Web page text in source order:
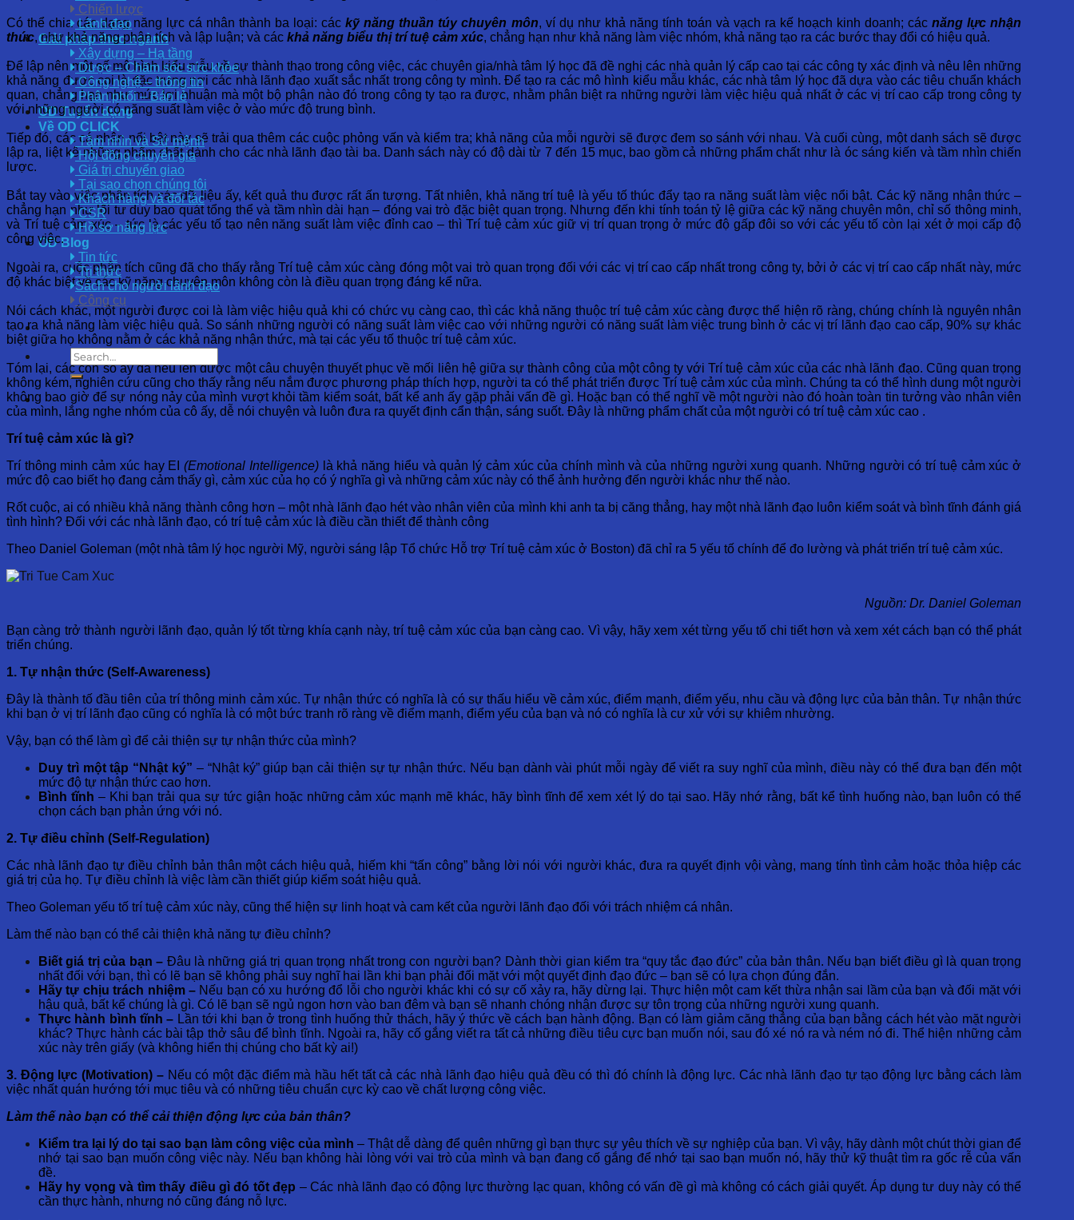
Chiến lược
Lãnh đạo
Giải pháp theo ngành
Xây dựng – Hạ tầng
Dược – Chăm sóc sức khỏe
Công nghệ – thông tin
Phân phối – Bán lẻ
OD Tuyển dụng
Về OD CLICK
Tầm nhìn và Sứ mệnh
Hội đồng chuyên gia
Giá trị chuyển giao
Tại sao chọn chúng tôi
Khách hàng và đối tác
CSR
Hồ sơ năng lực
OD Blog
Tin tức
Tri thức
Sách cho người lãnh đạo
Công cụ
Có thể chia các dạng năng lực cá nhân thành ba loại: cáckỹ năng thuần túy chuyên môn, ví dụ như khả năng tính toán và vạch ra kế hoạch kinh doanh; các năng lực nhận
thức, như khả năng phân tích và lập luận; và các khả năng biểu thị trí tuệ cảm xúc, chẳng hạn như khả năng làm việc nhóm, khả năng tạo ra các bước thay đổi có hiệu quả.
Để lập nên một số mô hình kiểu mẫu về sự thành thạo trong công việc, các chuyên gia/nhà tâm lý học đã đề nghị các nhà quản lý cấp cao tại các công ty xác định và nêu lên những
khả năng được coi là đặc trưng nơi các nhà lãnh đạo xuất sắc nhất trong công ty mình. Để tạo ra các mô hình kiểu mẫu khác, các nhà tâm lý học đã dựa vào các tiêu chuẩn khách
quan, chẳng hạn như mức lợi nhuận mà một bộ phận nào đó trong công ty tạo ra được, nhằm phân biệt ra những người làm việc hiệu quả nhất ở các vị trí cao cấp trong công ty
với những người có năng suất làm việc ở vào mức độ trung bình.
Tiếp đó, các cá nhân nổi bật này sẽ trải qua thêm các cuộc phỏng vấn và kiểm tra; khả năng của mỗi người sẽ được đem so sánh với nhau. Và cuối cùng, một danh sách sẽ được
lập ra, liệt kê những phẩm chất dành cho các nhà lãnh đạo tài ba. Danh sách này có độ dài từ 7 đến 15 mục, bao gồm cả những phẩm chất như là óc sáng kiến và tầm nhìn chiến
lược.
Bắt tay vào việc phân tích các dữ liệu ấy, kết quả thu được rất ấn tượng. Tất nhiên, khả năng trí tuệ là yếu tố thúc đẩy tạo ra năng suất làm việc nổi bật. Các kỹ năng nhận thức –
chẳng hạn như lối tư duy bao quát tổng thể và tầm nhìn dài hạn – đóng vai trò đặc biệt quan trọng. Nhưng đến khi tính toán tỷ lệ giữa các kỹ năng chuyên môn, chỉ số thông minh,
và Trí tuệ cảm xúc – tức là các yếu tố tạo nên năng suất làm việc đỉnh cao – thì Trí tuệ cảm xúc giữ vị trí quan trọng ở mức độ gấp đôi so với các yếu tố còn lại xét ở mọi cấp độ
công việc.
Ngoài ra, cuộc phân tích cũng đã cho thấy rằng Trí tuệ cảm xúc càng đóng một vai trò quan trọng đối với các vị trí cao cấp nhất trong công ty, bởi ở các vị trí cao cấp nhất này, mức
độ khác biệt về các kỹ năng chuyên môn không còn là điều quan trọng đáng kể nữa.
Nói cách khác, một người được coi là làm việc hiệu quả khi có chức vụ càng cao, thì các khả năng thuộc trí tuệ cảm xúc càng được thể hiện rõ ràng, chúng chính là nguyên nhân
tạo ra khả năng làm việc hiệu quả. So sánh những người có năng suất làm việc cao với những người có năng suất làm việc trung bình ở các vị trí lãnh đạo cao cấp, 90% sự khác
biệt giữa họ không nằm ở các khả năng nhận thức, mà tại các yếu tố thuộc trí tuệ cảm xúc.
Tóm lại, các con số ấy đã nêu lên được một câu chuyện thuyết phục về mối liên hệ giữa sự thành công của một công ty với Trí tuệ cảm xúc của các nhà lãnh đạo. Cũng quan trọng
không kém, nghiên cứu cũng cho thấy rằng nếu nắm được phương pháp thích hợp, người ta có thể phát triển được Trí tuệ cảm xúc của mình. Chúng ta có thể hình dung một người
không bao giờ để sự nóng nảy của mình vượt khỏi tầm kiểm soát, bất kể anh ấy gặp phải vấn đề gì. Hoặc bạn có thể nghĩ về một người nào đó hoàn toàn tin tưởng vào nhân viên
của mình, lắng nghe nhóm của cô ấy, dễ nói chuyện và luôn đưa ra quyết định cẩn thận, sáng suốt. Đây là những phẩm chất của một người có trí tuệ cảm xúc cao .
Trí tuệ cảm xúc là gì?
Trí thông minh cảm xúc hay EI(Emotional Intelligence)là khả năng hiểu và quản lý cảm xúc của chính mình và của những người xung quanh. Những người có trí tuệ cảm xúc ở
mức độ cao biết họ đang cảm thấy gì, cảm xúc của họ có ý nghĩa gì và những cảm xúc này có thể ảnh hưởng đến người khác như thế nào.
Rốt cuộc, ai có nhiều khả năng thành công hơn – một nhà lãnh đạo hét vào nhân viên của mình khi anh ta bị căng thẳng, hay một nhà lãnh đạo luôn kiểm soát và bình tĩnh đánh giá
tình hình? Đối với các nhà lãnh đạo, có trí tuệ cảm xúc là điều cần thiết để thành công
Theo Daniel Goleman (một nhà tâm lý học người Mỹ, người sáng lập Tổ chức Hỗ trợ Trí tuệ cảm xúc ở Boston) đã chỉ ra 5 yếu tố chính để đo lường và phát triển trí tuệ cảm xúc.
Nguồn: Dr. Daniel Goleman
Bạn càng trở thành người lãnh đạo, quản lý tốt từng khía cạnh này, trí tuệ cảm xúc của bạn càng cao. Vì vậy, hãy xem xét từng yếu tố chi tiết hơn và xem xét cách bạn có thể phát
triển chúng.
1. Tự nhận thức (Self-Awareness)
Đây là thành tố đầu tiên của trí thông minh cảm xúc. Tự nhận thức có nghĩa là có sự thấu hiểu về cảm xúc, điểm mạnh, điểm yếu, nhu cầu và động lực của bản thân. Tự nhận thức
khi bạn ở vị trí lãnh đạo cũng có nghĩa là có một bức tranh rõ ràng về điểm mạnh, điểm yếu của bạn và nó có nghĩa là cư xử với sự khiêm nhường.
Vậy, bạn có thể làm gì để cải thiện sự tự nhận thức của mình?
Duy trì một tập “Nhật ký” – “Nhật ký” giúp bạn cải thiện sự tự nhận thức. Nếu bạn dành vài phút mỗi ngày để viết ra suy nghĩ của mình, điều này có thể đưa bạn đến một
mức độ tự nhận thức cao hơn.
Bình tĩnh – Khi bạn trải qua sự tức giận hoặc những cảm xúc mạnh mẽ khác, hãy bình tĩnh để xem xét lý do tại sao. Hãy nhớ rằng, bất kể tình huống nào, bạn luôn có thể
chọn cách bạn phản ứng với nó.
2. Tự điều chỉnh (Self-Regulation)
Các nhà lãnh đạo tự điều chỉnh bản thân một cách hiệu quả, hiếm khi “tấn công” bằng lời nói với người khác, đưa ra quyết định vội vàng, mang tính tình cảm hoặc thỏa hiệp các
giá trị của họ. Tự điều chỉnh là việc làm cần thiết giúp kiểm soát hiệu quả.
Theo Goleman yếu tố trí tuệ cảm xúc này, cũng thể hiện sự linh hoạt và cam kết của người lãnh đạo đối với trách nhiệm cá nhân.
Làm thế nào bạn có thể cải thiện khả năng tự điều chỉnh?
Biết giá trị của bạn – Đâu là những giá trị quan trọng nhất trong con người bạn? Dành thời gian kiểm tra “quy tắc đạo đức” của bản thân. Nếu bạn biết điều gì là quan trọng
nhất đối với bạn, thì có lẽ bạn sẽ không phải suy nghĩ hai lần khi bạn phải đối mặt với một quyết định đạo đức – bạn sẽ có lựa chọn đúng đắn.
Hãy tự chịu trách nhiệm –Nếu bạn có xu hướng đổ lỗi cho người khác khi có sự cố xảy ra, hãy dừng lại. Thực hiện một cam kết thừa nhận sai lầm của bạn và đối mặt với
hậu quả, bất kể chúng là gì. Có lẽ bạn sẽ ngủ ngon hơn vào ban đêm và bạn sẽ nhanh chóng nhận được sự tôn trọng của những người xung quanh.
Thực hành bình tĩnh – Lần tới khi bạn ở trong tình huống thử thách, hãy ý thức về cách bạn hành động. Bạn có làm giảm căng thẳng của bạn bằng cách hét vào mặt người
khác? Thực hành các bài tập thở sâu để bình tĩnh. Ngoài ra, hãy cố gắng viết ra tất cả những điều tiêu cực bạn muốn nói, sau đó xé nó ra và ném nó đi. Thể hiện những cảm
xúc này trên giấy (và không hiển thị chúng cho bất kỳ ai!)
3. Động lực (Motivation) – Nếu có một đặc điểm mà hầu hết tất cả các nhà lãnh đạo hiệu quả đều có thì đó chính là động lực. Các nhà lãnh đạo tự tạo động lực bằng cách làm
việc nhất quán hướng tới mục tiêu và có những tiêu chuẩn cực kỳ cao về chất lượng công việc.
Làm thế nào bạn có thể cải thiện động lực của bản thân?
Kiểm tra lại lý do tại sao bạn làm công việc của mình – Thật dễ dàng để quên những gì bạn thực sự yêu thích về sự nghiệp của bạn. Vì vậy, hãy dành một chút thời gian để
nhớ tại sao bạn muốn công việc này. Nếu bạn không hài lòng với vai trò của mình và bạn đang cố gắng để nhớ tại sao bạn muốn nó, hãy thử kỹ thuật tìm ra gốc rễ của vấn
đề.
Hãy hy vọng và tìm thấy điều gì đó tốt đẹp – Các nhà lãnh đạo có động lực thường lạc quan, không có vấn đề gì mà không có cách giải quyết. Áp dụng tư duy này có thể
cần thực hành, nhưng nó cũng đáng nỗ lực.